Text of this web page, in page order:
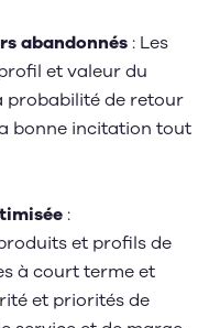
abandonnés : Les
et valeur du
probabilité de retour
bonne incitation tout
:
et profils de
à court terme et
et priorités de